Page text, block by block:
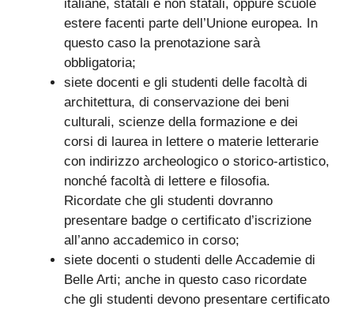
italiane, statali e non statali, oppure scuole
estere facenti parte dell’Unione europea. In
questo caso la prenotazione sarà
obbligatoria;
siete docenti e gli studenti delle facoltà di
architettura, di conservazione dei beni
culturali, scienze della formazione e dei
corsi di laurea in lettere o materie letterarie
con indirizzo archeologico o storico-artistico,
nonché facoltà di lettere e filosofia.
Ricordate che gli studenti dovranno
presentare badge o certificato d’iscrizione
all’anno accademico in corso;
siete docenti o studenti delle Accademie di
Belle Arti; anche in questo caso ricordate
che gli studenti devono presentare certificato